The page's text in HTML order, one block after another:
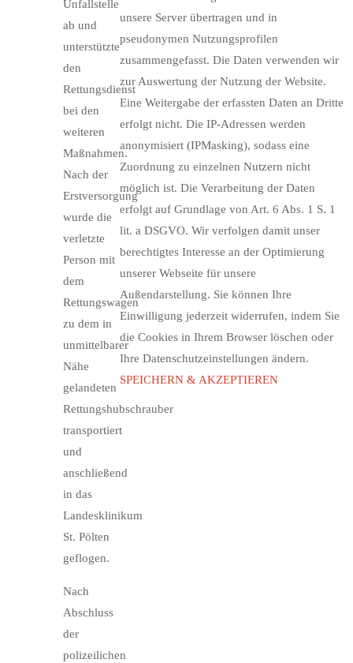
Unfallstelle
ab und
unterstützte
den
Rettungsdienst
bei den
weiteren
Maßnahmen.
Nach der
Erstversorgung
wurde die
verletzte
Person mit
dem
Rettungswagen
zu dem in
unmittelbarer
Nähe
gelandeten
Rettungshubschrauber
transportiert
und
anschließend
in das
Landesklinikum
St. Pölten
geflogen.
Nach
Abschluss
der
polizeilichen
unsere Server übertragen und in
pseudonymen Nutzungsprofilen
zusammengefasst. Die Daten verwenden wir
zur Auswertung der Nutzung der Website.
Eine Weitergabe der erfassten Daten an Dritte
erfolgt nicht. Die IP-Adressen werden
anonymisiert (IPMasking), sodass eine
Zuordnung zu einzelnen Nutzern nicht
möglich ist. Die Verarbeitung der Daten
erfolgt auf Grundlage von Art. 6 Abs. 1 S. 1
lit. a DSGVO. Wir verfolgen damit unser
berechtigtes Interesse an der Optimierung
unserer Webseite für unsere
Außendarstellung. Sie können Ihre
Einwilligung jederzeit widerrufen, indem Sie
die Cookies in Ihrem Browser löschen oder
Ihre Datenschutzeinstellungen ändern.
SPEICHERN & AKZEPTIEREN